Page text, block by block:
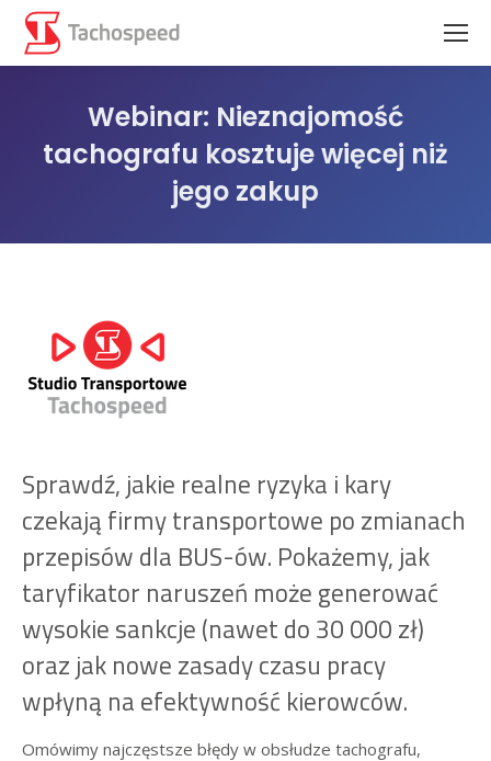
Webinar: Nieznajomość
tachografu kosztuje więcej niż
jego zakup
Sprawdź, jakie realne ryzyka i kary
czekają firmy transportowe po zmianach
przepisów dla BUS-ów. Pokażemy, jak
taryfikator naruszeń może generować
wysokie sankcje (nawet do 30 000 zł)
oraz jak nowe zasady czasu pracy
wpłyną na efektywność kierowców.
Omówimy najczęstsze błędy w obsłudze tachografu,